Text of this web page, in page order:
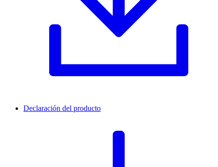
Declaración del producto